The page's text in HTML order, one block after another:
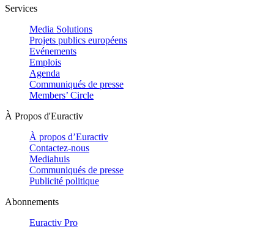
Services
Media Solutions
Projets publics européens
Evénements
Emplois
Agenda
Communiqués de presse
Members’ Circle
À Propos d'Euractiv
À propos d’Euractiv
Contactez-nous
Mediahuis
Communiqués de presse
Publicité politique
Abonnements
Euractiv Pro